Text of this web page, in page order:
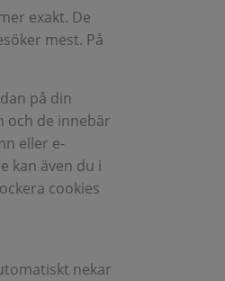
exakt. De
mest. På
på din
och de innebär
eller e-
kan även du i
cookies
nekar